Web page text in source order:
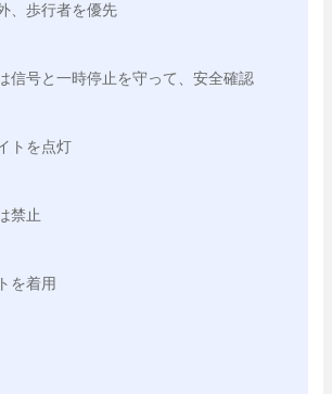
歩行者を優先
信号と一時停止を守って、安全確認
トを点灯
禁止
を着用